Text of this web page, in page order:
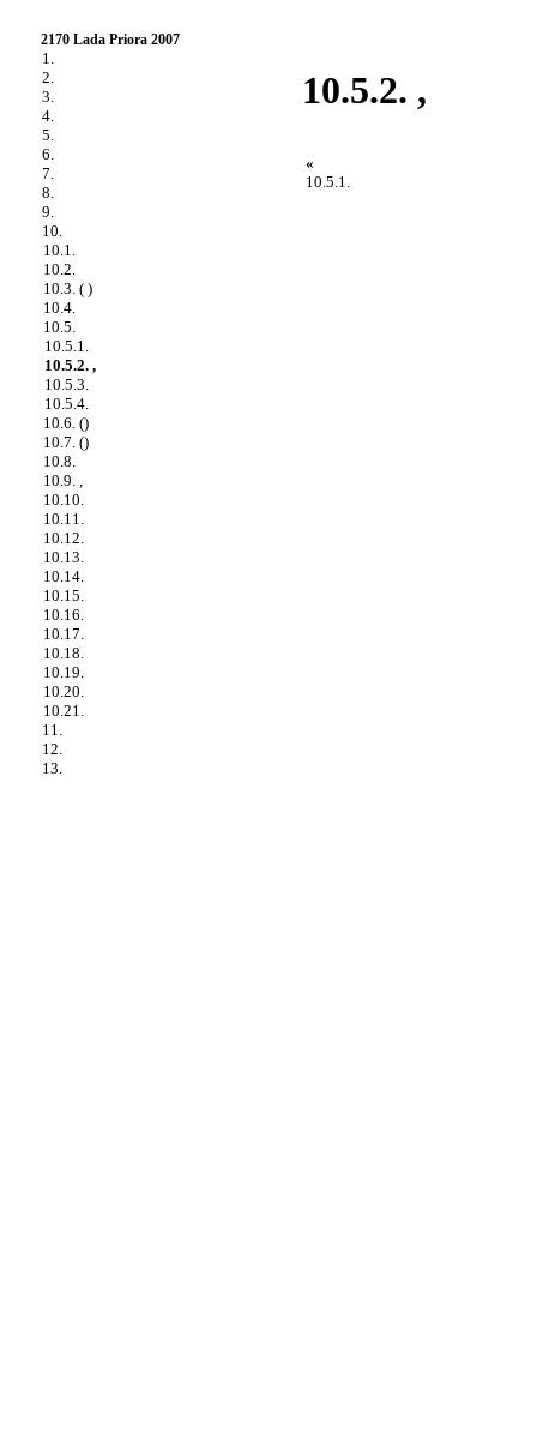
2170 Lada Priora 2007
1.
2.
3.
4.
5.
6.
7.
8.
9.
10.
10.1.
10.2.
10.3. ( )
10.4.
10.5.
10.5.1.
10.5.2. ,
10.5.3.
10.5.4.
10.6. ()
10.7. ()
10.8.
10.9. ,
10.10.
10.11.
10.12.
10.13.
10.14.
10.15.
10.16.
10.17.
10.18.
10.19.
10.20.
10.21.
11.
12.
13.
10.5.2. ,
«
10.5.1.